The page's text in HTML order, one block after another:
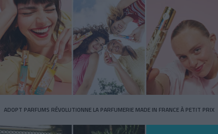
ADOPT PARFUMS RÉVOLUTIONNE LA PARFUMERIE MADE IN FRANCE À PETIT PRIX